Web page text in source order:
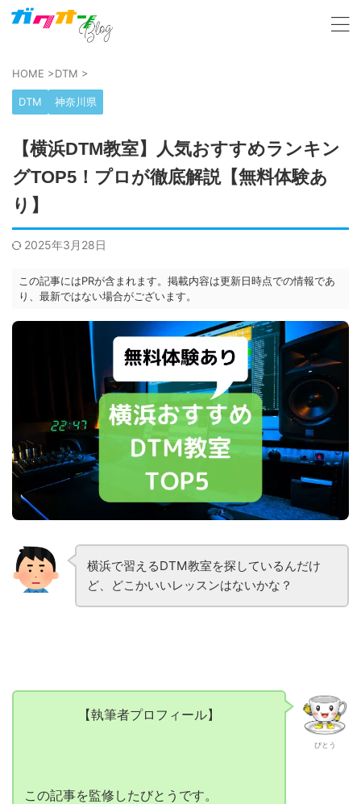
HOME >DTM >
DTM 神奈川県
【横浜DTM教室】人気おすすめランキン
グTOP5！プロが徹底解説【無料体験あ
り】
2025年3月28日
この記事にはPRが含まれます。掲載内容は更新日時点での情報であ
り、最新ではない場合がございます。
横浜で習えるDTM教室を探しているんだけ
ど、どこかいいレッスンはないかな？
びとう
【執筆者プロフィール】
この記事を監修したびとうです。